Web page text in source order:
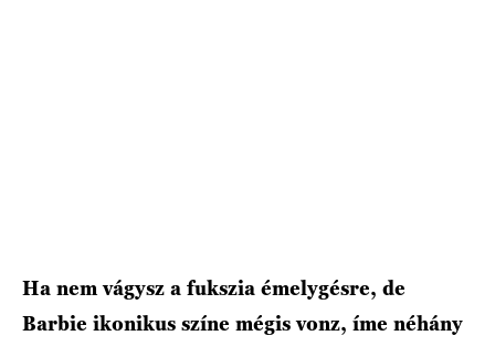
Ha nem vágysz a fukszia émelygésre, de
Barbie ikonikus színe mégis vonz, íme néhány